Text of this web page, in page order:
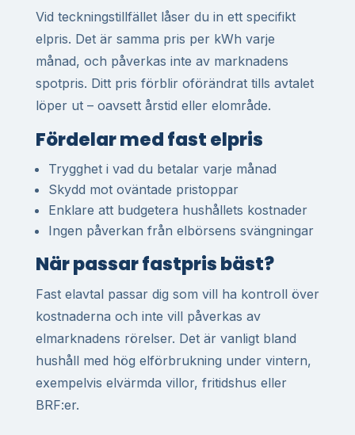
Vid teckningstillfället låser du in ett specifikt
elpris. Det är samma pris per kWh varje
månad, och påverkas inte av marknadens
spotpris. Ditt pris förblir oförändrat tills avtalet
löper ut – oavsett årstid eller elområde.
Fördelar med fast elpris
Trygghet i vad du betalar varje månad
Skydd mot oväntade pristoppar
Enklare att budgetera hushållets kostnader
Ingen påverkan från elbörsens svängningar
När passar fastpris bäst?
Fast elavtal passar dig som vill ha kontroll över
kostnaderna och inte vill påverkas av
elmarknadens rörelser. Det är vanligt bland
hushåll med hög elförbrukning under vintern,
exempelvis elvärmda villor, fritidshus eller
BRF:er.